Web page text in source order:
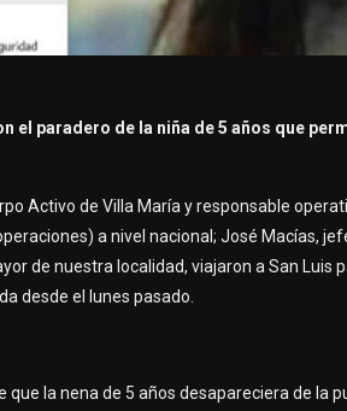
el paradero de la niña de 5 años que
Activo de Villa María y responsable
a nivel nacional; José Macías,
de nuestra localidad, viajaron a San Luis
desde el lunes pasado.
que la nena de 5 años desapareciera de la